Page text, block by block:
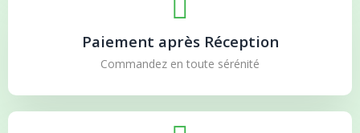
Paiement après Réception
Commandez en toute sérénité